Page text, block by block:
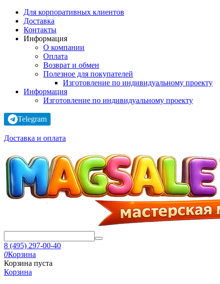
Для корпоративных клиентов
Доставка
Контакты
Информация
О компании
Оплата
Возврат и обмен
Полезное для покупателей
Изготовление по индивидуальному проекту
Информация
Изготовление по индивидуальному проекту
Telegram
Доставка и оплата
8 (495) 297-00-40
0Корзина
Корзина пуста
Корзина